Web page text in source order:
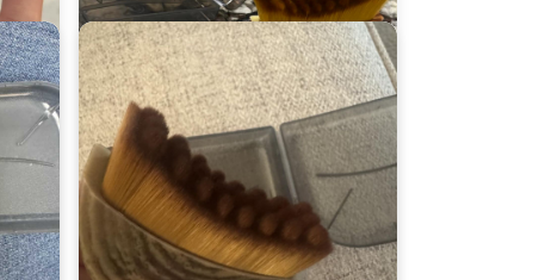
Berenika
★★★★★
Myślę, że linia podbródka wygląda